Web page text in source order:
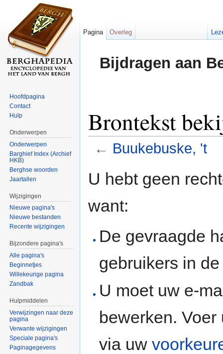
Bijdragen aan
Brontekst
← Buukebuske, 't
U hebt geen
want:
De gevraagde
gebruikers in
U moet uw e-
bewerken.
via uw
Pagina Overleg
Hoofdpagina
Contact
Hulp
Onderwerpen
Onderwerpen
Barghief Index (Archief
HKB)
Berghse woorden
Jaartallen
Wijzigingen
Nieuwe pagina's
Nieuwe bestanden
Recente wijzigingen
Bijzondere pagina's
Alle pagina's
Beginnetjes
Willekeurige pagina
Zandbak
Hulpmiddelen
Verwijzingen naar deze
pagina
Verwante wijzigingen
Speciale pagina's
Paginagegevens